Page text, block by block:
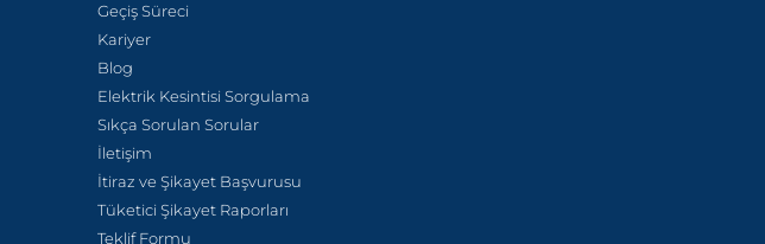
Geçiş Süreci
Kariyer
Blog
Elektrik Kesintisi Sorgulama
Sıkça Sorulan Sorular
İletişim
İtiraz ve Şikayet Başvurusu
Tüketici Şikayet Raporları
Teklif Formu